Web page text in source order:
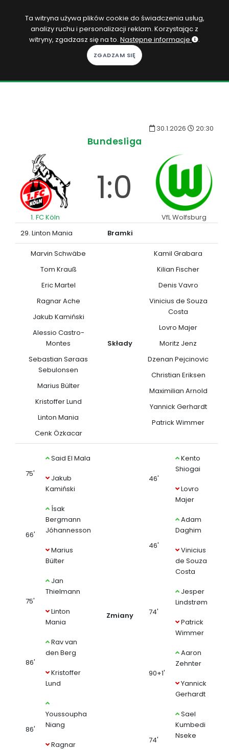
Zaloguj się
KOPACAK
DO DOMU
SUBSKRYPCJA
Ta witryna używa plików cookie do świadczenia usług,
analizy ruchu i personalizacji reklam. Korzystając z
witryny, zgadzasz się na to. Następne informacje .
30.1.2026 20:30
Bundesliga
1. FC Köln
1:0
VfL Wolfsburg
29. Linton Mania
Bramki
Marvin Schwäbe
Tom Krauß
Eric Martel
Ragnar Ache
Jakub Kamiński
Alessio Castro-
Montes
Sebastian Søraas
Sebulonsen
Marius Bülter
Kristoffer Lund
Linton Mania
Cenk Özkacar
Składy
Kamil Grabara
Kilian Fischer
Denis Vavro
Vinicius de Souza
Costa
Lovro Majer
Moritz Jenz
Dzenan Pejcinovic
Christian Eriksen
Maximilian Arnold
Yannick Gerhardt
Patrick Wimmer
75'
Said El Mala
Jakub
Kamiński
66'
Ísak
Bergmann
Jóhannesson
Marius
Bülter
75'
Jan
Thielmann
Linton
Mania
86'
Rav van
den Berg
Kristoffer
Lund
86'
Youssoupha
Niang
Ragnar
Zmiany
46'
Kento
Shiogai
Lovro
Majer
46'
Adam
Daghim
Vinicius
de Souza
Costa
74'
Jesper
Lindstrøm
Patrick
Wimmer
90+1'
Aaron
Zehnter
Yannick
Gerhardt
74'
Sael
Kumbedi
Nseke